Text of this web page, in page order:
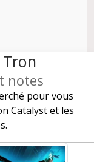
notes
pour vous
Catalyst et les